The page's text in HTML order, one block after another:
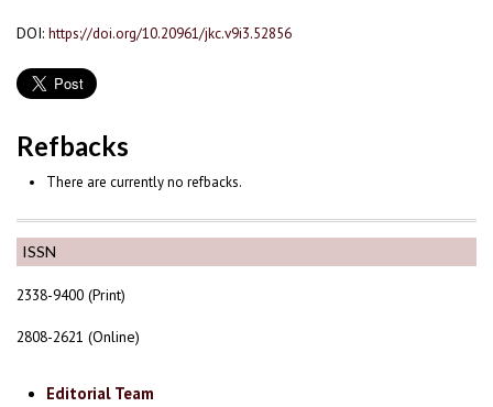
ISSN
2338-9400 (Print)
2808-2621 (Online)
Editorial Team
DOI: https://doi.org/10.20961/jkc.v9i3.52856
Refbacks
There are currently no refbacks.